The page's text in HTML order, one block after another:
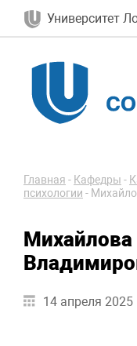
Университет
Главная - Кафедры -
психологии -
Михайлова
14 апреля 2025